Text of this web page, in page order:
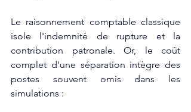
Le raisonnement comptable classique
isole l'indemnité de rupture et la
contribution patronale. Or, le coût
complet d'une séparation intègre des
postes souvent omis dans les
simulations :